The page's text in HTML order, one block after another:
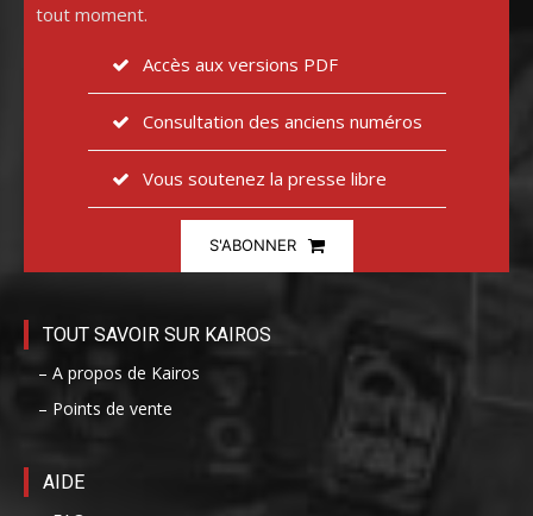
tout moment.
Accès aux versions PDF
Consultation des anciens numéros
Vous soutenez la presse libre
S'ABONNER
TOUT SAVOIR SUR KAIROS
– A propos de Kairos
– Points de vente
AIDE